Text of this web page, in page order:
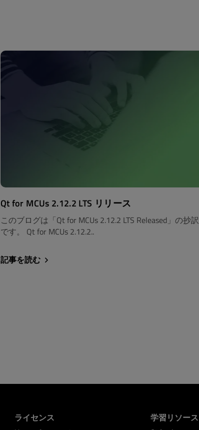
Qt for MCUs 2.12.2 LTS リリース
このブログは「Qt for MCUs 2.12.2 LTS Released」の抄訳
です。 Qt for MCUs 2.12.2..
記事を読む
ライセンス 学習リソース